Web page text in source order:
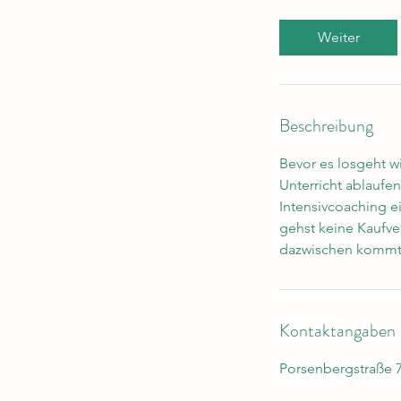
i
Weiter
Beschreibung
Bevor es losgeht
Unterricht
Intensivcoaching
gehst keine
dazwischen
Kontaktangaben
Porsenbergstraße